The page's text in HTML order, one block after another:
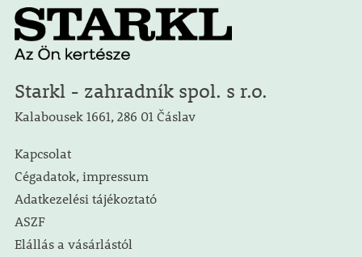
Starkl - zahradník spol. s r.o.
Kalabousek 1661, 286 01 Čáslav
Kapcsolat
Cégadatok, impressum
Adatkezelési tájékoztató
ASZF
Elállás a vásárlástól